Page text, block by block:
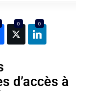
0 0
d’accès à